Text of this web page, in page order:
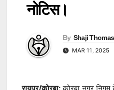
नोटिस।
By Shaji Thomas
MAR 11, 2025
रायपुर/कोरबा:कोरबा नगर